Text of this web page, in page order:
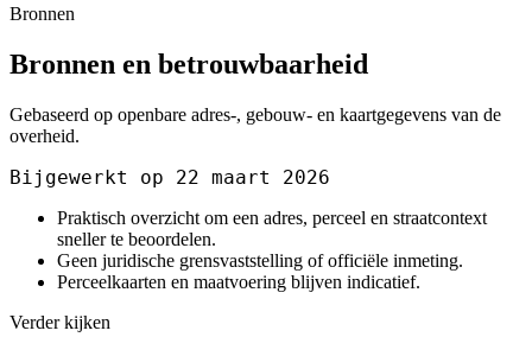
Bronnen
Bronnen en betrouwbaarheid
Gebaseerd op openbare adres-, gebouw- en kaartgegevens van de
overheid.
Bijgewerkt op 22 maart 2026
Praktisch overzicht om een adres, perceel en straatcontext
sneller te beoordelen.
Geen juridische grensvaststelling of officiële inmeting.
Perceelkaarten en maatvoering blijven indicatief.
Verder kijken